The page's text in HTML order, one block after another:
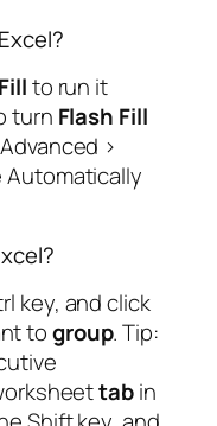
to run it
turn Flash Fill
>
Automatically
key, and click
togroup. Tip:
tabin